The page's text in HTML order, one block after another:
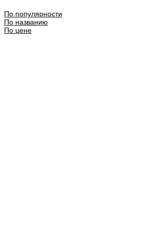
По популярности
По названию
По цене